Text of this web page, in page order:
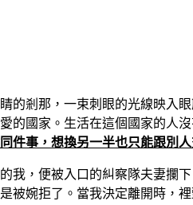
的剎那，一束刺眼的光線映入
的國家。生活在這個國家的人
件事，想換另一半也只能跟別
我，便被入口的糾察隊夫妻攔
被婉拒了。當我決定離開時，